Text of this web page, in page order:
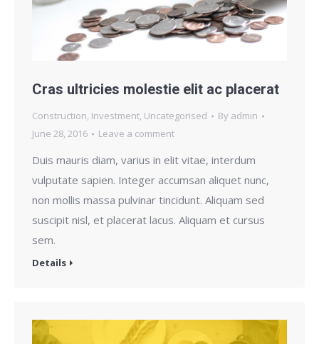
Cras ultricies molestie elit ac placerat
Construction, Investment, Uncategorised By admin
June 28, 2016
Leave a comment
Duis mauris diam, varius in elit vitae, interdum
vulputate sapien. Integer accumsan aliquet nunc,
non mollis massa pulvinar tincidunt. Aliquam sed
suscipit nisl, et placerat lacus. Aliquam et cursus
sem.
Details